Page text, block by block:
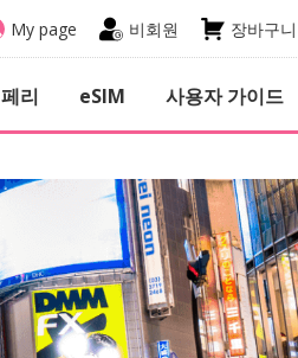
My page 비회원 장바구니
페리 eSIM 사용자 가이드